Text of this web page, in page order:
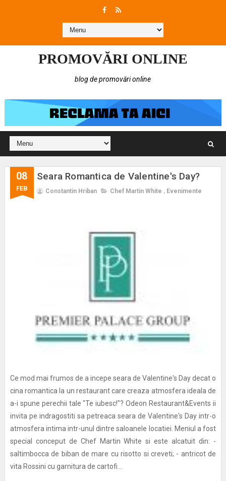
PROMOVĂRI ONLINE
blog de promovări online
08
FEB
Seara Romantica de Valentine's Day?
Constantin Hriban Chef Martin White , Evenimente
Ce mod mai frumos de a incepe seara de Valentine's Day decat o
cina romantica la un restaurant care creaza atmosfera ideala de
a-i spune perechii tale "Te iubesc!"? Odeon Restaurant&Events ii
invita pe indragostiti sa petreaca seara de Valentine's Day intr-o
atmosfera intima intr-unul dintre saloanele locatiei. Meniul a fost
special conceput de Chef Martin White si este alcatuit din: -
saltimbocca de biban de mare cu risotto si creveti; - antricot de
vita Rossini cu garnitura de cartofi...